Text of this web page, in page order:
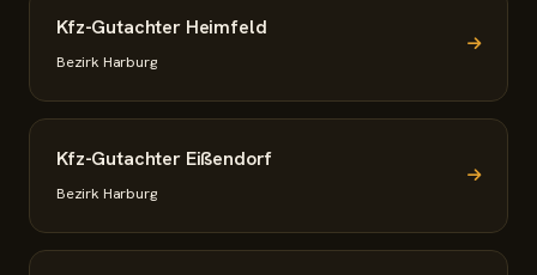
Kfz-Gutachter Heimfeld
Bezirk Harburg
Kfz-Gutachter Eißendorf
Bezirk Harburg